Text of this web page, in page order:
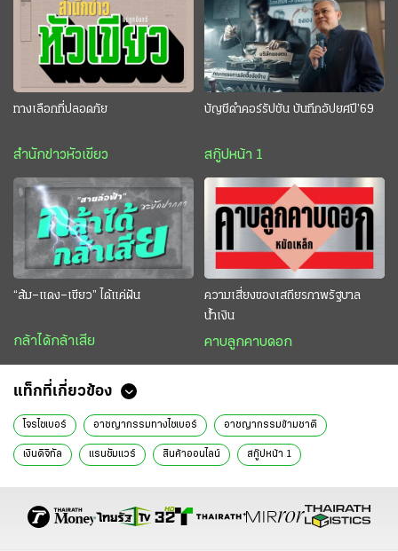
ทางเลือกที่ปลอดภัย
สำนักข่าวหัวเขียว
บัญชีดำคอร์รัปชัน บันทึกอัปยศปี’69
สกู๊ปหน้า 1
“ส้ม–แดง–เขียว” ได้แค่ฝัน
กล้าได้กล้าเสีย
ความเสี่ยงของเสถียรภาพรัฐบาล
น้ำเงิน
คาบลูกคาบดอก
แท็กที่เกี่ยวข้อง
โจรไซเบอร์ อาชญากรรมทางไซเบอร์ อาชญากรรมข้ามชาติ
เงินดิจิทัล แรนซัมแวร์ สินค้าออนไลน์ สกู๊ปหน้า 1